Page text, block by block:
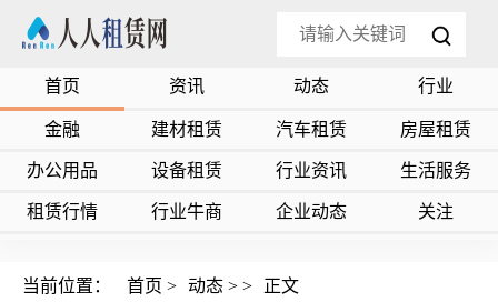
首页 资讯 动态 行业
金融 建材租赁 汽车租赁 房屋租赁
办公用品 设备租赁 行业资讯 生活服务
租赁行情 行业牛商 企业动态 关注
当前位置： 首页 > 动态 > > 正文